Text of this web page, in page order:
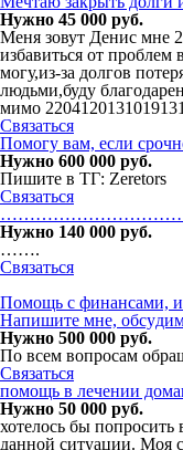
Нужно 45 000 руб.
Меня зовут Денис мне
избавиться от проблем
могу,из-за долгов
людьми,буду
мимо
Связаться
Помогу вам, если
Нужно 600 000 руб.
Пишите в ТГ: Zeretors
Связаться
Нужно 140 000 руб.
…….
Связаться
Помощь с финансами,
Напишите мнe,
Нужно 500 000 руб.
По всем вопросам
Связаться
помощь в лечении
Нужно 50 000 руб.
хотелось бы
данной ситуации. Моя